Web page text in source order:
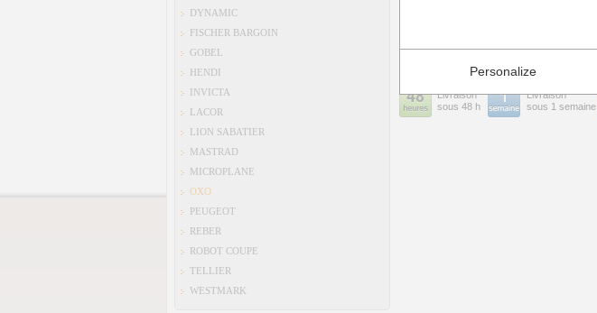
DYNAMIC
FISCHER BARGOIN
GOBEL
HENDI
INVICTA
LACOR
LION SABATIER
MASTRAD
MICROPLANE
OXO
PEUGEOT
REBER
ROBOT COUPE
TELLIER
WESTMARK
Livraison
sous 48 h
Livraison
sous 1 semaine
Personalize